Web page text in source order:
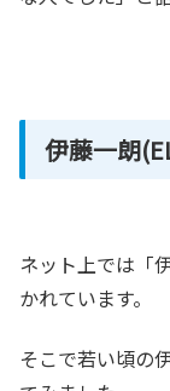
伊藤一朗
ネット上では「
かれています。
そこで若い頃の